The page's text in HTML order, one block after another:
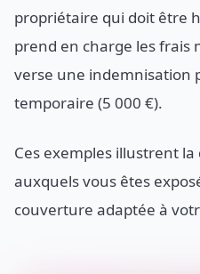
propriétaire qui doit être
prend en charge les frais
verse une indemnisation
temporaire (5 000 €).
Ces exemples illustrent
auxquels vous êtes
couverture adaptée à